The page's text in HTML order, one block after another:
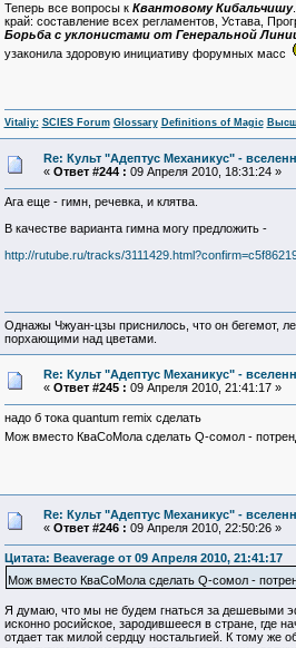
Теперь все вопросы к Квантовому Кибальчишу
край: составление всех регламентов, Устава,
Борьба с уклонистами от Генеральной
узаконила здоровую инициативу форумных масс
Vitaliy: SCIES Forum Glossary Definitions of Magic
Re: Культ "Адептус Механикус" -
« Ответ #244 : 09 Апреля 2010, 18:31:24 »
Ага еще - гимн, речевка, и клятва.
В качестве варианта гимна могу предложить -
http://rutube.ru/tracks/
Однажы Чжуан-цзы приснилось, что он бегемот,
порхающими над цветами.
Re: Культ "Адептус Механикус" -
« Ответ #245 : 09 Апреля 2010, 21:41:17 »
надо б тока quantum remix сделать
Мож вместо КваСоМола сделать Q-сомол -
Re: Культ "Адептус Механикус" -
« Ответ #246 : 09 Апреля 2010, 22:50:26 »
Цитата: Beaverage от 09 Апреля 2010, 21:41:17
Мож вместо КваСоМола сделать Q-сомол -
Я думаю, что мы не будем гнаться за дешевыми
исконно росийское, зародившееся в стране, где
отдает так милой сердцу ностальгией. К тому же